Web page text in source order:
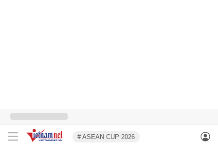
# ASEAN CUP 2026